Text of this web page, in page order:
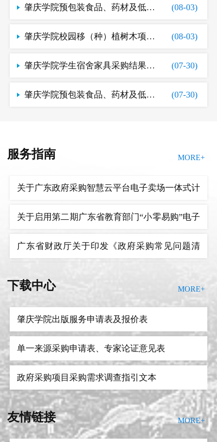
(08-03)
肇庆学院预包装食品、药材及低值用品采购项目(3次竞价)竞价结果详情(JJ26072220233364-1)
(08-03)
肇庆学院校园移（种）植树木项目竞价结果公告(JJ26072711311621)
(07-30)
肇庆学院学生宿舍家具采购结果公告
(07-30)
肇庆学院预包装食品、药材及低值用品采购项目(2次竞价)竞价结果详情(JJ26072220233364)
服务指南 MORE+
关于广东政府采购智慧云平台电子卖场一体式计
算机品目切换到框架协议采购组织实施的通知
关于启用第二期广东省教育部门“小零易购”电子
采购系统的通知
广东省财政厅关于印发《政府采购常见问题清
单》的通知
关于调整广东政府采购智慧云平台电子卖场扫描
关于广东政府采购智慧云平台电子卖场黑白激光
多功能一体机品目纳入批量采购组织实施的通知
关于广东政府采购智慧云平台电子卖场一体式计
算机品目切换到框架协议采购组织实施的通知
关于启用第二期广东省教育部门“小零易购”电子
采购系统的通知
广东省财政厅关于印发《政府采购常见问题清
肇庆学院招标采购全流程图（货物和服务类）
关于广东政府采购智慧云平台电子卖场黑白激光
下载中心 MORE+
政府采购项目采购需求调查指引文本
肇庆学院政府采购意向公开明细表
肇庆学院货物及服务采购申请表
肇庆学院出版服务申请表及报价表
单一来源采购申请表、专家论证意见表
政府采购项目采购需求调查指引文本
肇庆学院政府采购意向公开明细表
肇庆学院货物及服务采购申请表
友情链接 MORE+
中山大学政府采购与招投标管理中心
广东省公共资源交易平台
广东政府采购网
华南农业大学采购招标中心
广东工业大学采购招标中心
政策解读 |国家发展改革委新闻发言人就《招标
人主体责任履行指引》答记者问
理论实务 |关于单一来源采购的实践问题，财政